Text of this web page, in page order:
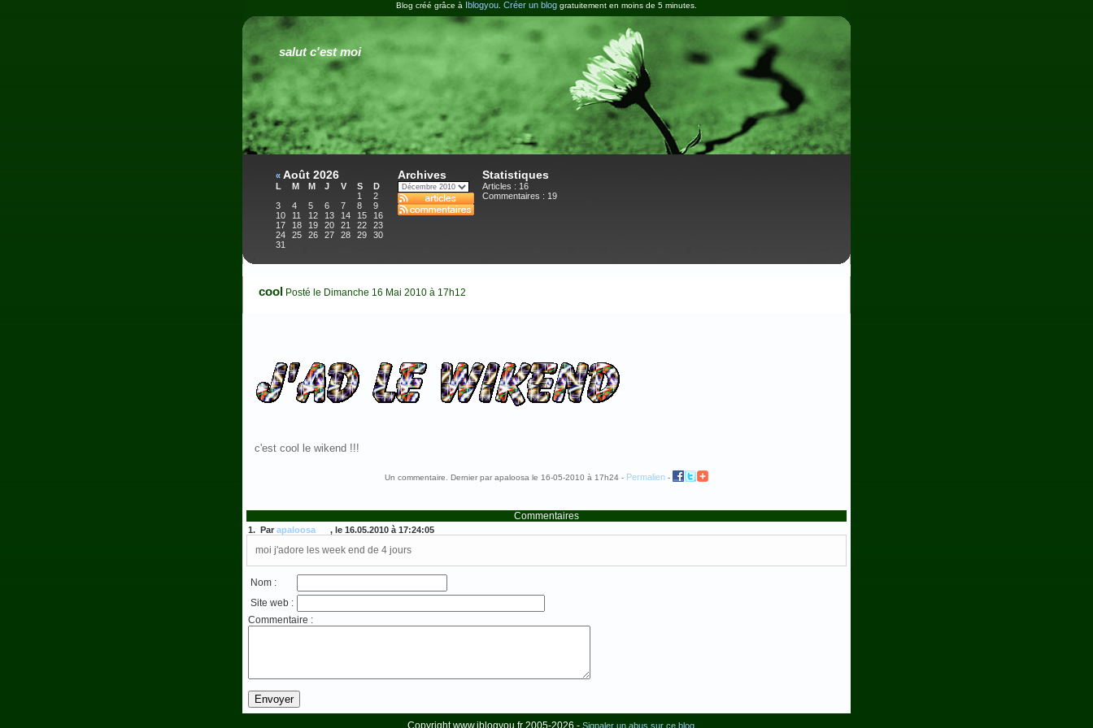
Blog créé grâce à Iblogyou Créer un blog gratuitement en moins de 5 minutes.
salut c'est moi
« Août 2026
L M M J V S
D
1
2
3
4 5 6 7 8
9
10
11 12 13 14 15
16
17
18 19 20 21 22
23
24
25 26 27 28 29
30
31
Archives Statistiques
Articles : 16
Commentaires : 19
cool Posté le Dimanche 16 Mai 2010 à 17h12
c'est cool le wikend !!!
Un commentaire. Dernier par apaloosa le 16-05-2010 à 17h24 - Permalien -
Commentaires
1. Par apaloosa , le 16.05.2010 à 17:24:05
moi j'adore les week end de 4 jours
Nom :
Site web :
Commentaire :
Copyright www.iblogyou.fr 2005-2026 - Signaler un abus sur ce blog